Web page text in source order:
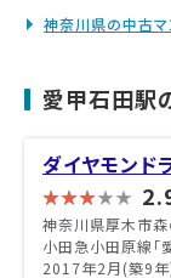
神奈川県の中古マ
愛甲石田駅
ダイヤモンド
神奈川県厚木市
小田急小田原線「
2017年2月(築9